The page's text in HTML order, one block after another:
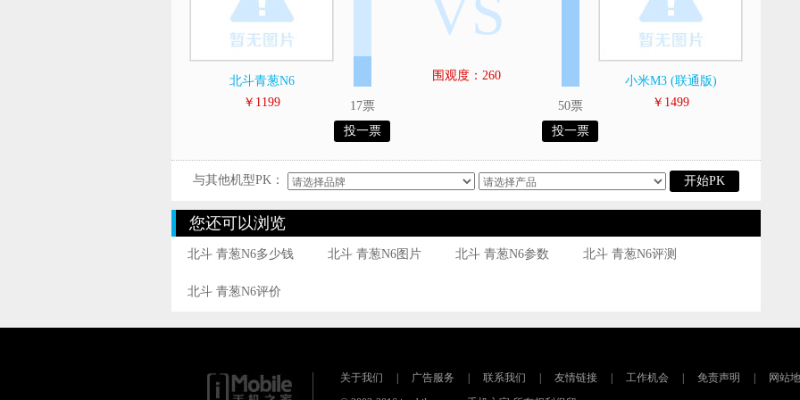
北斗青葱N6
￥1199
17票
投一票
围观度：260
50票
投一票
小米M3 (联通版)
￥1499
与其他机型PK： 开始PK
您还可以浏览
北斗 青葱N6多少钱 北斗 青葱N6图片 北斗 青葱N6参数 北斗 青葱N6评测
北斗 青葱N6评价
关于我们 | 广告服务 | 联系我们 | 友情链接 | 工作机会 | 免责声明 | 网站